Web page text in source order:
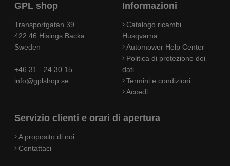
GPL shop
Transportgatan 39
422 46 Hisings Backa
Sweden
+46 31 - 24 30 15
info@gplshop.se
Informazioni
Catalogo ricambi
Husqvarna
Automower Help Center
Politica di protezione dei
dati
Termini e condizioni
Accedi
Servizio clienti e orari di apertura
A proposito di noi
Contattaci